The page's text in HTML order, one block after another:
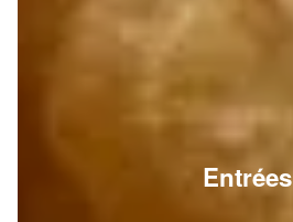
Entrées